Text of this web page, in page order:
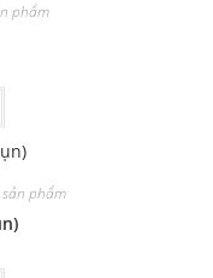
phẩm
phẩm